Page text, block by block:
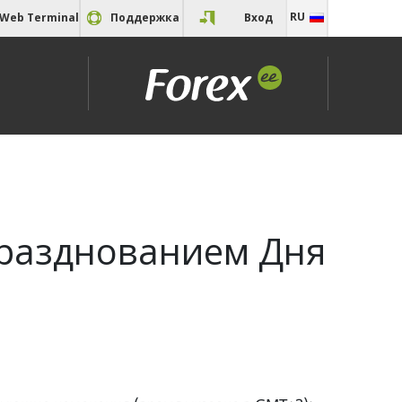
Web Terminal Поддержка Вход RU
Дня